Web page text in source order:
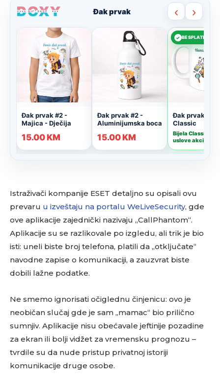
Istraživači kompanije ESET detaljno su opisali ovu
prevaru u izveštaju na portalu WeLiveSecurity, gde
ove aplikacije zajednički nazivaju „CallPhantom“.
Aplikacije su se razlikovale po izgledu, ali trik je bio
isti: uneli biste broj telefona, platili da „otključate“
navodne zapise o komunikaciji, a zauzvrat biste
dobili lažne podatke.
Ne smemo ignorisati očiglednu činjenicu: ovo je
neobičan slučaj gde je sam „mamac“ bio prilično
sumnjiv. Aplikacije nisu obećavale jeftinije pozadine
za ekran ili bolji vidžet za vremensku prognozu –
tvrdile su da nude pristup privatnoj istoriji
komunikacije druge osobe.